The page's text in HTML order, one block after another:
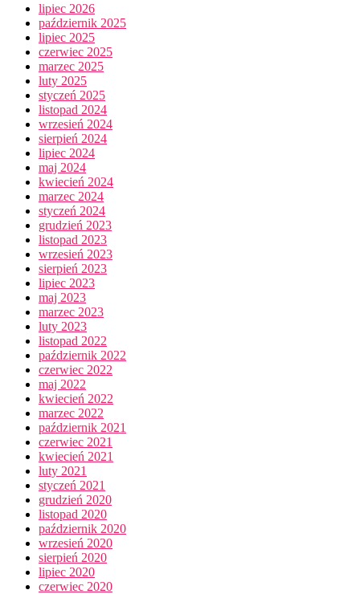
lipiec 2026
październik 2025
lipiec 2025
czerwiec 2025
marzec 2025
luty 2025
styczeń 2025
listopad 2024
wrzesień 2024
sierpień 2024
lipiec 2024
maj 2024
kwiecień 2024
marzec 2024
styczeń 2024
grudzień 2023
listopad 2023
wrzesień 2023
sierpień 2023
lipiec 2023
maj 2023
marzec 2023
luty 2023
listopad 2022
październik 2022
czerwiec 2022
maj 2022
kwiecień 2022
marzec 2022
październik 2021
czerwiec 2021
kwiecień 2021
luty 2021
styczeń 2021
grudzień 2020
listopad 2020
październik 2020
wrzesień 2020
sierpień 2020
lipiec 2020
czerwiec 2020